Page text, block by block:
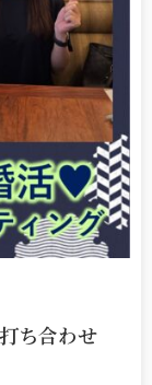
ち合わせ